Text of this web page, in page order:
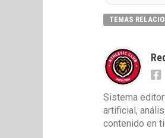
TEMAS
Sistema
artificial,
contenido en